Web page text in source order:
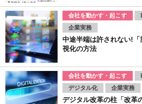
会社を動かす・起こす
企業実務
中途半端は許されない!
視化の方法
会社を動かす・起こす
デジタル化
企業実務
デジタル改革の柱「改革